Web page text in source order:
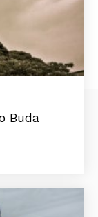
Buda